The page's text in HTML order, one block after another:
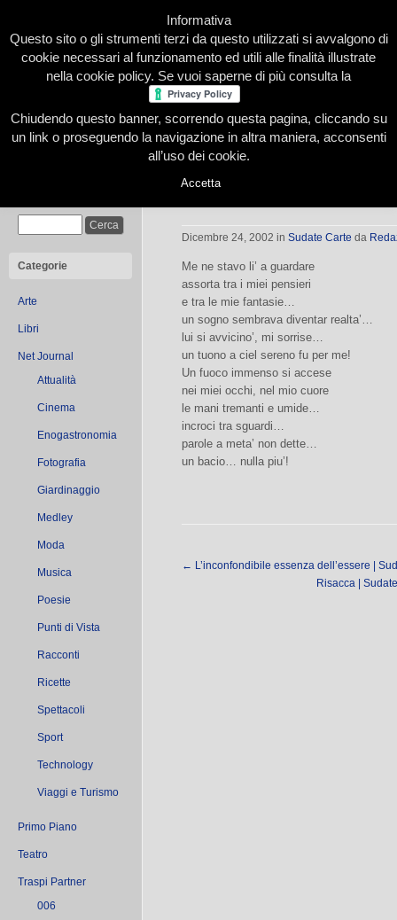
Home Presentazione Redazione Le nostre firme
Categorie
Arte
Libri
Net Journal
Attualità
Cinema
Enogastronomia
Fotografia
Giardinaggio
Medley
Moda
Musica
Poesie
Punti di Vista
Racconti
Ricette
Spettacoli
Sport
Technology
Viaggi e Turismo
Primo Piano
Teatro
Traspi Partner
006
Ogni attimo un’emozione | Sudate
Dicembre 24, 2002 in Sudate Carte da
Me ne stavo li’ a guardare
assorta tra i miei pensieri
e tra le mie fantasie…
un sogno sembrava diventar realta’…
lui si avvicino’, mi sorrise…
un tuono a ciel sereno fu per me!
Un fuoco immenso si accese
nei miei occhi, nel mio cuore
le mani tremanti e umide…
incroci tra sguardi…
parole a meta’ non dette…
un bacio… nulla piu’!
← L’inconfondibile essenza dell’essere |
Risacca |
Informativa
Questo sito o gli strumenti terzi da questo utilizzati si avvalgono di
cookie necessari al funzionamento ed utili alle finalità illustrate
nella cookie policy. Se vuoi saperne di più consulta la
Chiudendo questo banner, scorrendo questa pagina, cliccando su
un link o proseguendo la navigazione in altra maniera, acconsenti
all’uso dei cookie.
Accetta